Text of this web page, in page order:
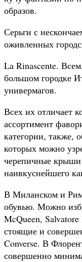
образов.
Серьги с
оживленных
La Rinascente.
большом городке
универмагов.
Всех их отличает
ассортимент
категории, также,
которых можно
черепичные крыши
наивкуснейшего
В Миланском и
обувью. Можно
McQueen,
стоящие и
Converse. В
совершенно